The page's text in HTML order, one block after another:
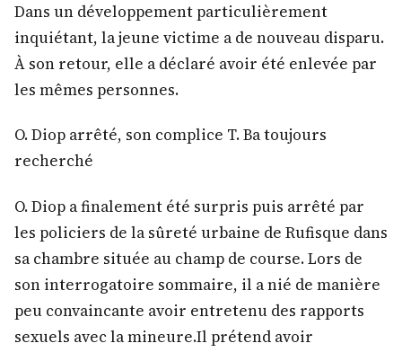
Dans un développement particulièrement
inquiétant, la jeune victime a de nouveau disparu.
À son retour, elle a déclaré avoir été enlevée par
les mêmes personnes.
O. Diop arrêté, son complice T. Ba toujours
recherché
O. Diop a finalement été surpris puis arrêté par
les policiers de la sûreté urbaine de Rufisque dans
sa chambre située au champ de course. Lors de
son interrogatoire sommaire, il a nié de manière
peu convaincante avoir entretenu des rapports
sexuels avec la mineure.Il prétend avoir